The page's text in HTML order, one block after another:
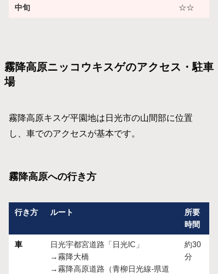
中旬
☆☆
霧降高原ニッコウキスゲのアクセス・駐車
場
霧降高原キスゲ平園地は日光市の山間部に位置
し、車でのアクセスが基本です。
霧降高原への行き方
行き方 ルート
所要
時間
車
日光宇都宮道路「日光IC」
→霧降大橋
→霧降高原道路（青柳日光線‐県道
約30
分